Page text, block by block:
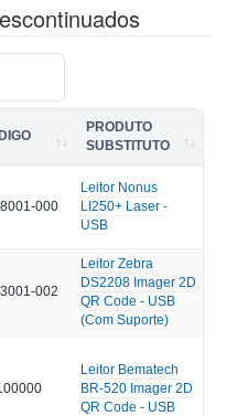
PRODUTO
SUBSTITUTO
000
Leitor Nonus
LI250+ Laser -
USB
002
Leitor Zebra
DS2208 Imager 2D
QR Code - USB
(Com Suporte)
Leitor Bematech
BR-520 Imager 2D
QR Code - USB